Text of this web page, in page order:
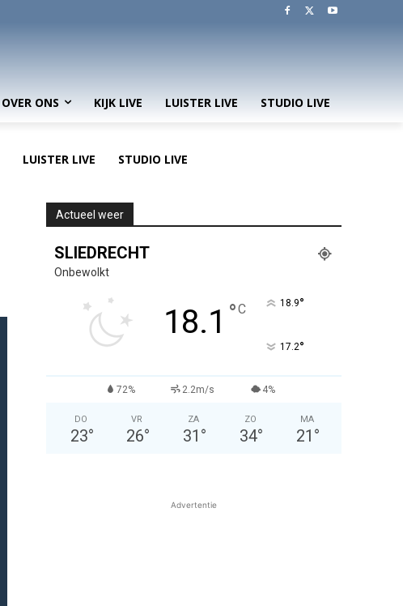
OVER ONS KIJK LIVE LUISTER LIVE STUDIO LIVE
LUISTER LIVE STUDIO LIVE
Actueel weer
SLIEDRECHT
Onbewolkt
18.1 °C 18.9°
17.2°
72% 2.2m/s 4%
DO
23°
VR
26°
ZA
31 °
ZO
34°
MA
21 °
Advertentie